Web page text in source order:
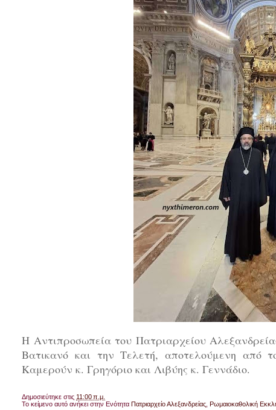
Η Αντιπροσωπεία του Πατριαρχείου
Βατικανό και την Τελετή, αποτελούμενη από
Καμερούν κ. Γρηγόριο και Λιβύης κ. Γεννάδιο.
Δημοσιεύτηκε στις 11:00 π.μ.
Το κείμενο αυτό ανήκει στην Ενότητα Πατριαρχείο Αλεξανδρείας Ρωμαιοκαθολική